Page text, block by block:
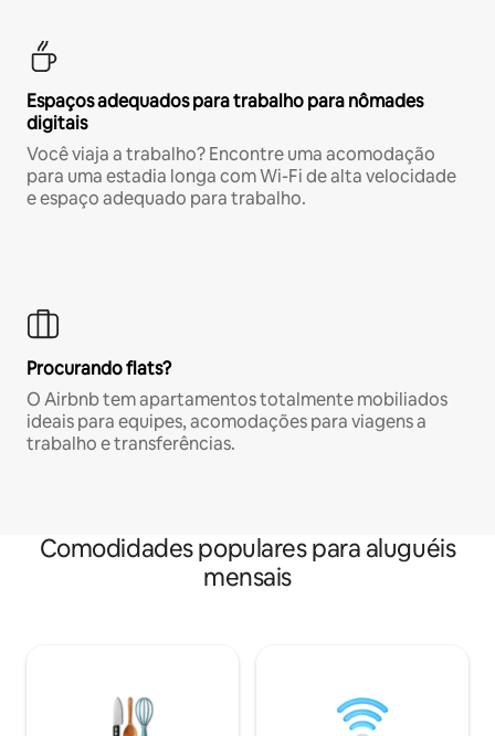
Espaços adequados para trabalho para nômades
digitais
Você viaja a trabalho? Encontre uma acomodação
para uma estadia longa com Wi-Fi de alta velocidade
e espaço adequado para trabalho.
Procurando flats?
O Airbnb tem apartamentos totalmente mobiliados
ideais para equipes, acomodações para viagens a
trabalho e transferências.
Comodidades populares para aluguéis
mensais